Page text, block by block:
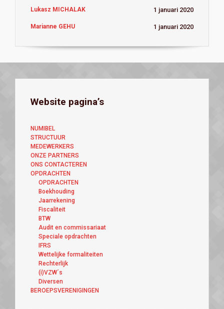
Lukasz MICHALAK 1 januari 2020
Marianne GEHU 1 januari 2020
Website pagina’s
NUMIBEL
STRUCTUUR
MEDEWERKERS
ONZE PARTNERS
ONS CONTACTEREN
OPDRACHTEN
OPDRACHTEN
Boekhouding
Jaarrekening
Fiscaliteit
BTW
Audit en commissariaat
Speciale opdrachten
IFRS
Wettelijke formaliteiten
Rechterlijk
(i)VZW´s
Diversen
BEROEPSVERENIGINGEN